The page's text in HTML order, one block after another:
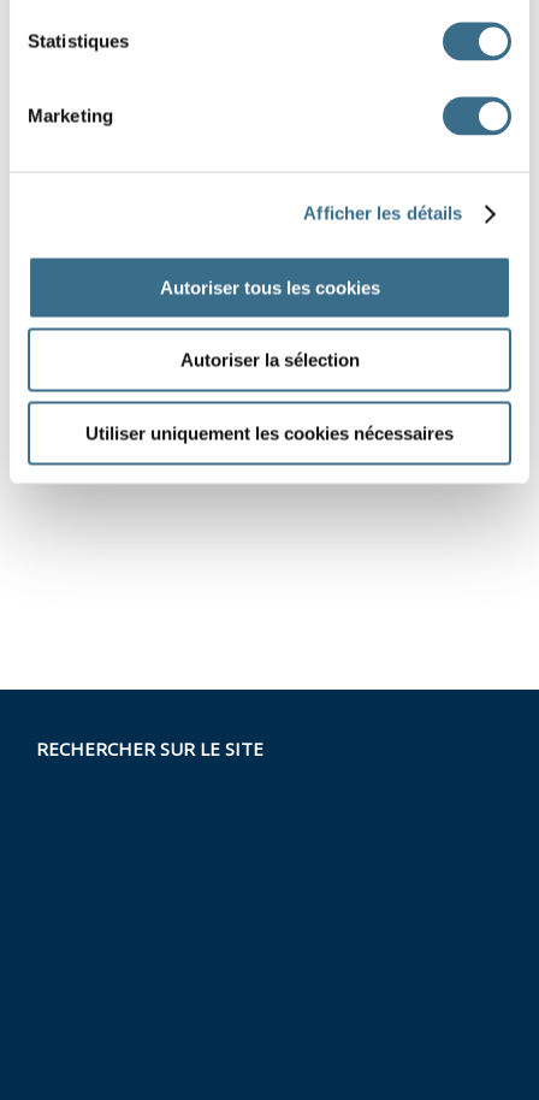
Statistiques
Marketing
Afficher les détails
Autoriser tous les cookies
Autoriser la sélection
Utiliser uniquement les cookies nécessaires
RECHERCHER SUR LE SITE